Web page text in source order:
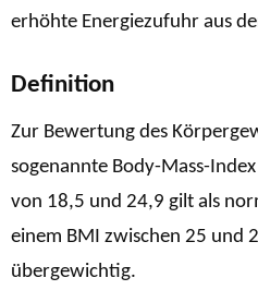
erhöhte Energiezufuhr aus
Definition
Zur Bewertung des
sogenannte Body-Mass-
von 18,5 und 24,9 gilt als
einem BMI zwischen 25 und
übergewichtig.